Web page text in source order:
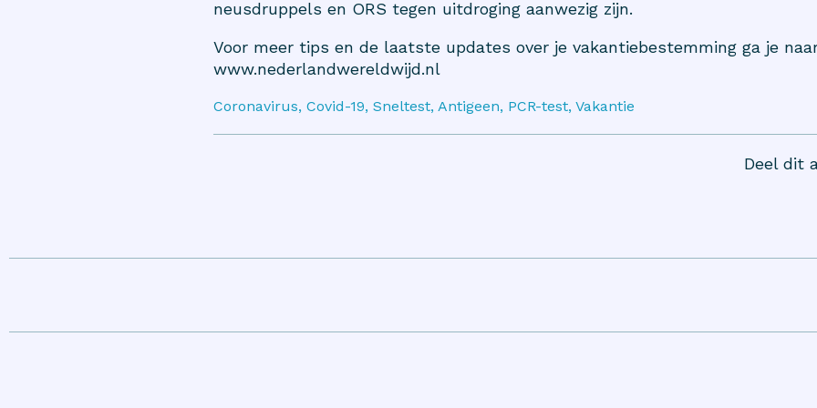
neusdruppels en ORS tegen uitdroging aanwezig zijn.
Voor meer tips en de laatste updates over je vakantiebestemming ga je
www.nederlandwereldwijd.nl
Coronavirus, Covid-19, Sneltest, Antigeen, PCR-test, Vakantie
Deel dit